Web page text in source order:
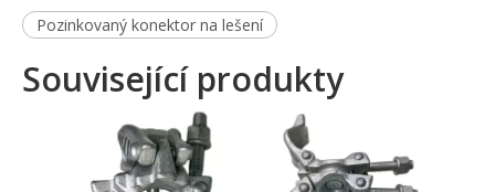
Pozinkovaný konektor na lešení
Související produkty